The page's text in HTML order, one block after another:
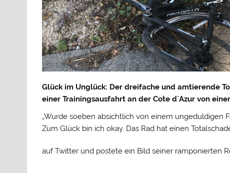
Glück im Unglück: Der dreifache und amtierende
einer Trainingsausfahrt an der Cote d`Azur von
„Wurde soeben absichtlich von einem ungeduldigen
Zum Glück bin ich okay. Das Rad hat einen
auf Twitter und postete ein Bild seiner ramponierten